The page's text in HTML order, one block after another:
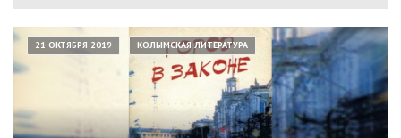
21 ОКТЯБРЯ 2019 КОЛЫМСКАЯ ЛИТЕРАТУРА